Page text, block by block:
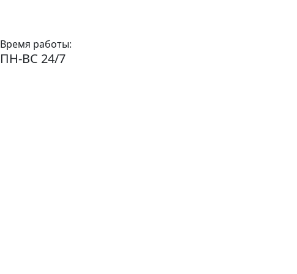
Время работы:
ПН-ВС 24/7